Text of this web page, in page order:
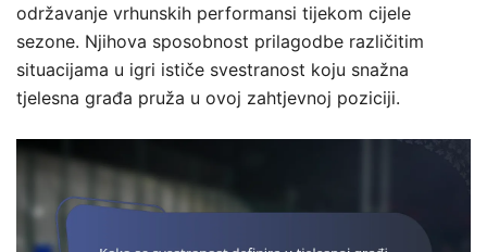
održavanje vrhunskih performansi tijekom cijele
sezone. Njihova sposobnost prilagodbe različitim
situacijama u igri ističe svestranost koju snažna
tjelesna građa pruža u ovoj zahtjevnoj poziciji.